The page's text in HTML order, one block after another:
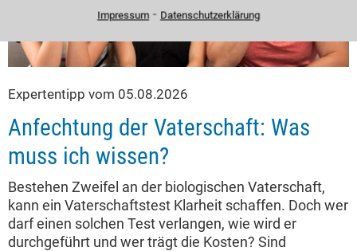
Expertentipp vom 05.08.2026
Anfechtung der Vaterschaft: Was
muss ich wissen?
Bestehen Zweifel an der biologischen Vaterschaft,
kann ein Vaterschaftstest Klarheit schaffen. Doch wer
darf einen solchen Test verlangen, wie wird er
durchgeführt und wer trägt die Kosten? Sind
Impressum⁃ Datenschutzerklärung